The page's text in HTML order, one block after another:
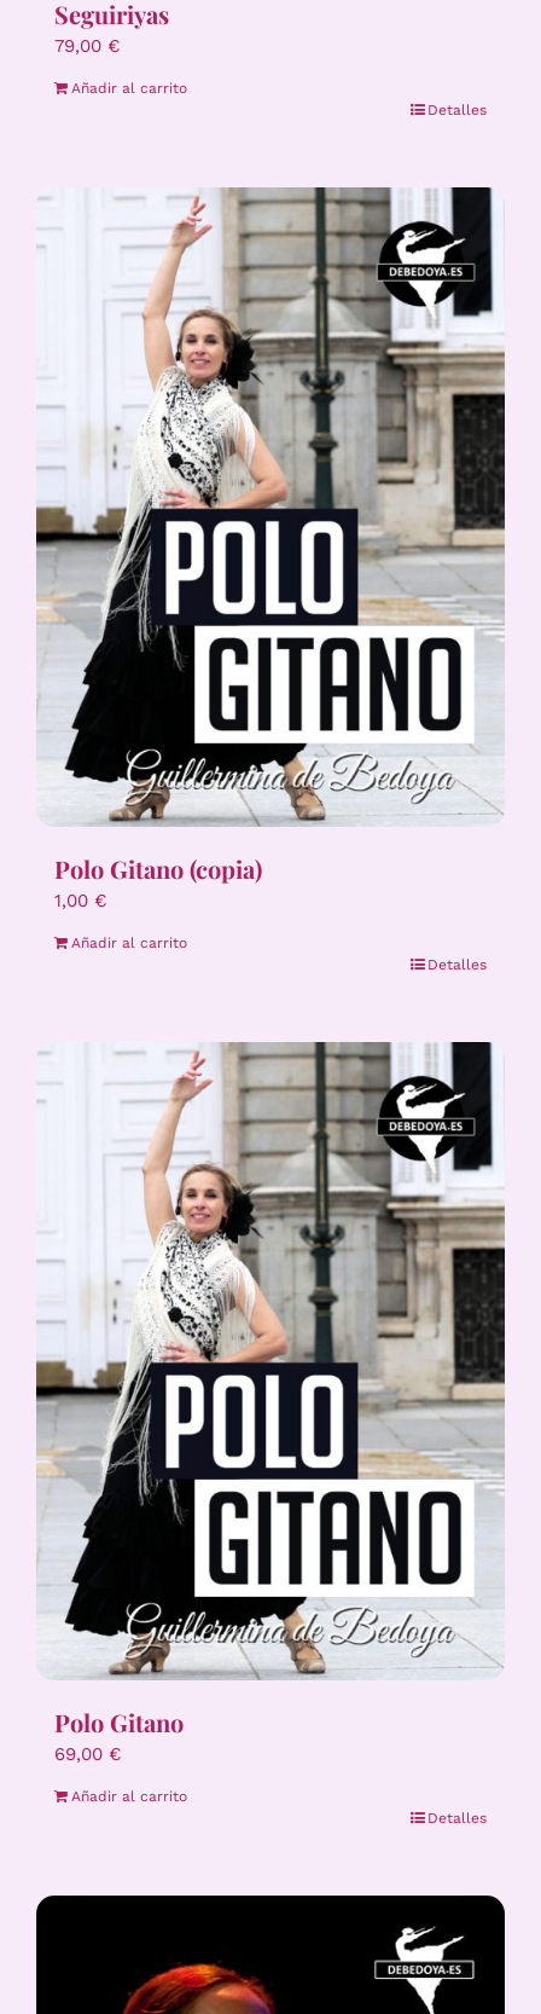
Seguiriyas
79,00 €
Añadir al carrito
Detalles
Polo Gitano (copia)
1,00 €
Añadir al carrito
Detalles
Polo Gitano
69,00 €
Añadir al carrito
Detalles